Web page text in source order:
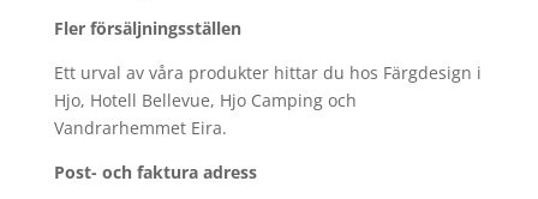
Fler försäljningsställen
Ett urval av våra produkter hittar du hos Färgdesign i
Hjo, Hotell Bellevue, Hjo Camping och
Vandrarhemmet Eira.
Post- och faktura adress